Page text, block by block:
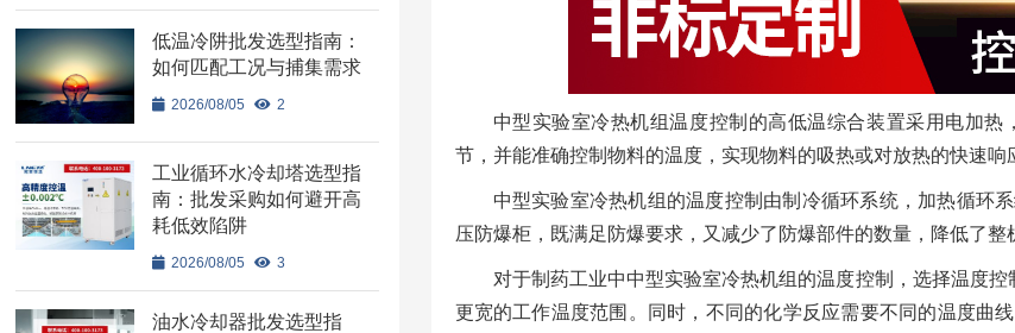
中型实验室冷热机组温度控制的高低温综合装置采用电加
节，并能准确控制物料的温度，实现物料的吸热或对放热的快速响
中型实验室冷热机组的温度控制由制冷循环系统，加热循环
压防爆柜，既满足防爆要求，又减少了防爆部件的数量，降低了整
对于制药工业中中型实验室冷热机组的温度控制，选择温度
更宽的工作温度范围。同时，不同的化学反应需要不同的温度曲
低温冷阱批发选型指南：
如何匹配工况与捕集需求
2026/08/05 2
工业循环水冷却塔选型指
南：批发采购如何避开高
耗低效陷阱
2026/08/05 3
油水冷却器批发选型指